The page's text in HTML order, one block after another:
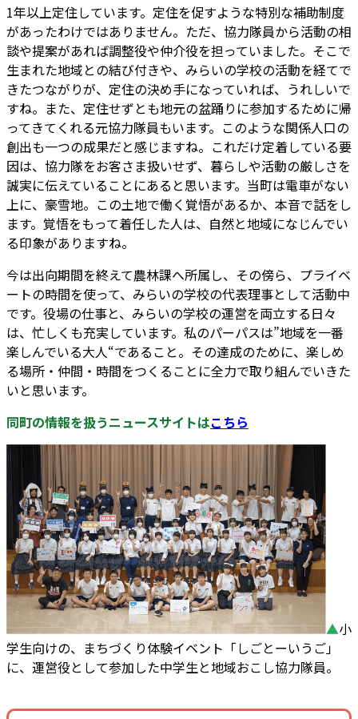
1年以上定住しています。定住を促すような特別な補助制度
があったわけではありません。ただ、協力隊員から活動の相
談や提案があれば調整役や仲介役を担っていました。そこで
生まれた地域との結び付きや、みらいの学校の活動を経てで
きたつながりが、定住の決め手になっていれば、うれしいで
すね。また、定住せずとも地元の盆踊りに参加するために帰
ってきてくれる元協力隊員もいます。このような関係人口の
創出も一つの成果だと感じますね。これだけ定着している要
因は、協力隊をお客さま扱いせず、暮らしや活動の厳しさを
誠実に伝えていることにあると思います。当町は電車がない
上に、豪雪地。この土地で働く覚悟があるか、本音で話をし
ます。覚悟をもって着任した人は、自然と地域になじんでい
る印象がありますね。
今は出向期間を終えて農林課へ所属し、その傍ら、プライベ
ートの時間を使って、みらいの学校の代表理事として活動中
です。役場の仕事と、みらいの学校の運営を両立する日々
は、忙しくも充実しています。私のパーパスは”地域を一番
楽しんでいる大人“であること。その達成のために、楽しめ
る場所・仲間・時間をつくることに全力で取り組んでいきた
いと思います。
同町の情報を扱うニュースサイトはこちら
▲小
学生向けの、まちづくり体験イベント「しごとーいうご」
に、運営役として参加した中学生と地域おこし協力隊員。